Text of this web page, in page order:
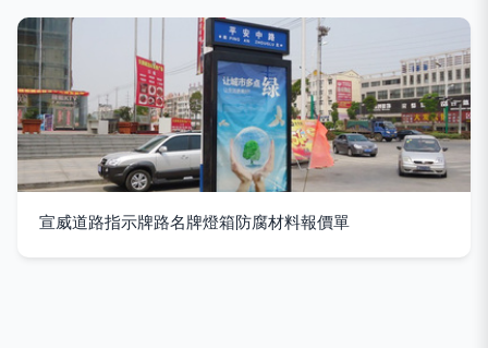
宣威道路指示牌路名牌燈箱防腐材料報價單